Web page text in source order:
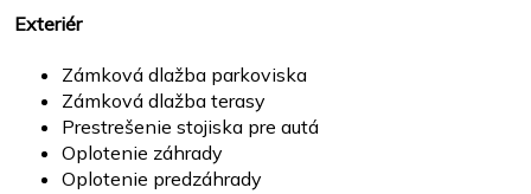
Exteriér
Zámková dlažba parkoviska
Zámková dlažba terasy
Prestrešenie stojiska pre autá
Oplotenie záhrady
Oplotenie predzáhrady